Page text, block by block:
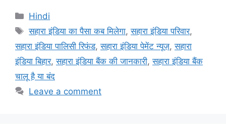
Categories
Hindi
Tags
सहारा इंडिया का पैसा कब मिलेगा,सहारा इंडिया परिवार,
सहारा इंडिया पालिसी रिफंड,सहारा इंडिया पेमेंट न्यूज़,सहारा
इंडिया बिहार,सहारा इंडिया बैंक की जानकारी,सहारा इंडिया बैंक
चालू है या बंद
Leave a comment